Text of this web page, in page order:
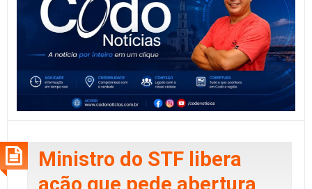
Ministro do STF libera
ação que pede abertura